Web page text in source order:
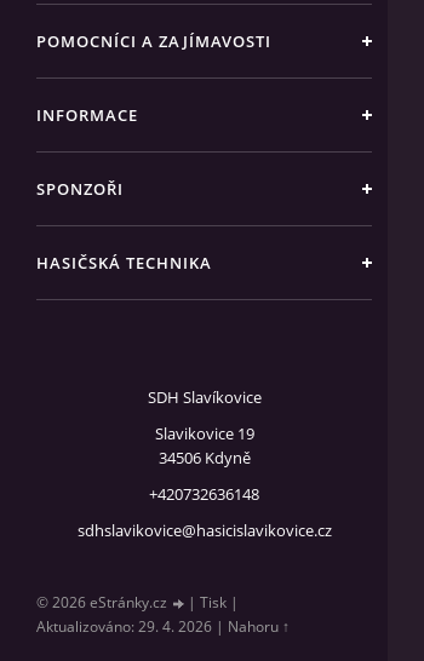
POMOCNÍCI A ZAJÍMAVOSTI
INFORMACE
SPONZOŘI
HASIČSKÁ TECHNIKA
SDH Slavíkovice
Slavikovice 19
34506 Kdyně
+420732636148
sdhslavikovice@hasicislavikovice.cz
© 2026 eStránky.cz | Tisk |
Aktualizováno: 29. 4. 2026 | Nahoru ↑